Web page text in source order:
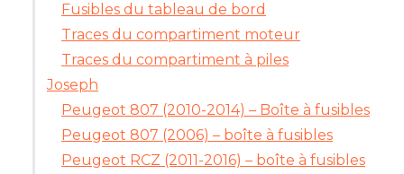
Fusibles du tableau de bord
Traces du compartiment moteur
Traces du compartiment à piles
Joseph
Peugeot 807 (2010-2014) – Boîte à fusibles
Peugeot 807 (2006) – boîte à fusibles
Peugeot RCZ (2011-2016) – boîte à fusibles